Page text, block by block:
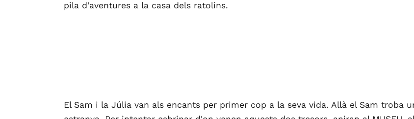
pila d'aventures a la casa dels ratolins.
El Sam i la Júlia van als encants per primer cop a la seva vida. Allà el Sam troba